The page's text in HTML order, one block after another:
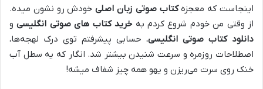
اینجاست که معجزهکتاب صوتی زبان اصلیخودش رو نشون میده.
از وقتی من خودم شروع کردم به خرید کتاب های صوتی انگلیسیو
دانلود کتاب صوتی انگلیسی، حسابی پیشرفتم توی درک لهجه‌ها،
اصطلاحات روزمره و سرعت شنیدن بیشتر شد. انگار که یه سطل آب
خنک روی سرت می‌ریزن و یهو همه چیز شفاف میشه!